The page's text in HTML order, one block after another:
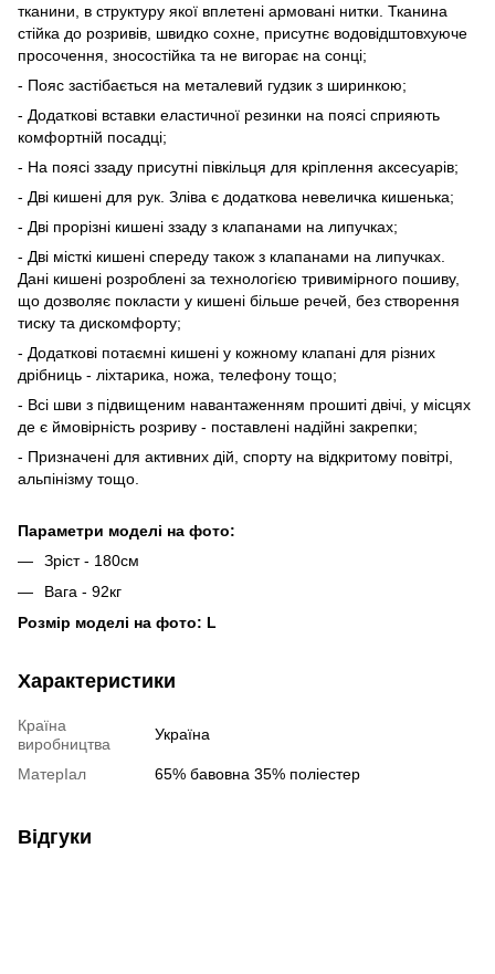
тканини, в структуру якої вплетені армовані нитки. Тканина
стійка до розривів, швидко сохне, присутнє водовідштовхуюче
просочення, зносостійка та не вигорає на сонці;
- Пояс застібається на металевий гудзик з ширинкою;
- Додаткові вставки еластичної резинки на поясі сприяють
комфортній посадці;
- На поясі ззаду присутні півкільця для кріплення аксесуарів;
- Дві кишені для рук. Зліва є додаткова невеличка кишенька;
- Дві прорізні кишені ззаду з клапанами на липучках;
- Дві місткі кишені спереду також з клапанами на липучках.
Дані кишені розроблені за технологією тривимірного пошиву,
що дозволяє покласти у кишені більше речей, без створення
тиску та дискомфорту;
- Додаткові потаємні кишені у кожному клапані для різних
дрібниць - ліхтарика, ножа, телефону тощо;
- Всі шви з підвищеним навантаженням прошиті двічі, у місцях
де є ймовірність розриву - поставлені надійні закрепки;
- Призначені для активних дій, спорту на відкритому повітрі,
альпінізму тощо.
Параметри моделі на фото:
Зріст - 180см
Вага - 92кг
Розмір моделі на фото: L
Характеристики
Країна
виробництва
Україна
МатерІал 65% бавовна 35% поліестер
Відгуки